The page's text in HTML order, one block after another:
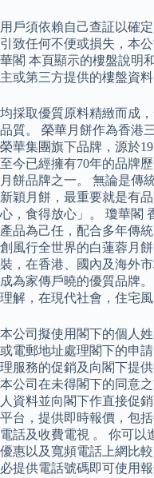
用戶須依賴自己查証以確
引致任何不便或損失，本
華閣 本頁顯示的樓盤說明
主或第三方提供的樓盤資料
均採取優質原料精緻而成
品質。 榮華月餅作為香港
榮華集團旗下品牌，源於
至今已經擁有70年的品牌
月餅品牌之一。 無論是傳
新穎月餅，最重要就是有
心，食得放心」。 瓊華閣
產品為己任，配合多年傳
創風行全世界的白蓮蓉月
裝，在香港、國內及海外
成為家傳戶曉的優質品牌
理解，在現代社會，住宅
本公司擬使用閣下的個人
或電郵地址處理閣下的申
理服務的促銷及向閣下提
本公司在未得閣下的同意
人資料並向閣下作直接促
平台，提供即時報價，包
電話及收費電視 。 你可以
優惠以及寬頻電話上網比
必提供電話號碼即可使用